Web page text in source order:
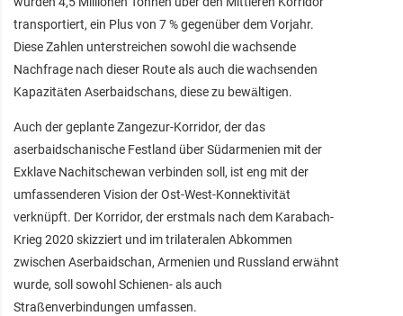
transportiert, ein Plus von 7 % gegenüber dem Vorjahr.
Diese Zahlen unterstreichen sowohl die wachsende
Nachfrage nach dieser Route als auch die wachsenden
Kapazitäten Aserbaidschans, diese zu bewältigen.
Auch der geplante Zangezur-Korridor, der das
aserbaidschanische Festland über Südarmenien mit der
Exklave Nachitschewan verbinden soll, ist eng mit der
umfassenderen Vision der Ost-West-Konnektivität
verknüpft. Der Korridor, der erstmals nach dem Karabach-
Krieg 2020 skizziert und im trilateralen Abkommen
zwischen Aserbaidschan, Armenien und Russland erwähnt
wurde, soll sowohl Schienen- als auch
Straßenverbindungen umfassen.